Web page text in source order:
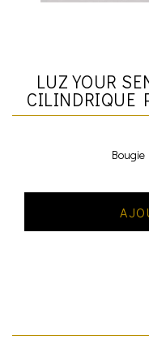
LUZ YOUR
CILINDRIQUE